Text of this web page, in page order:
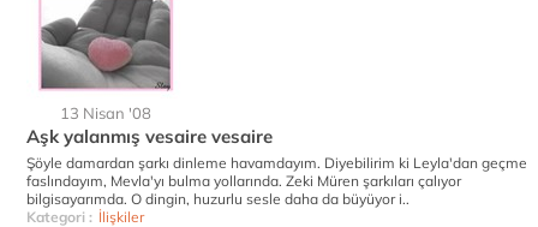
13 Nisan '08
Aşk yalanmış vesaire vesaire
Şöyle damardan şarkı dinleme havamdayım. Diyebilirim ki Leyla'dan geçme
faslındayım, Mevla'yı bulma yollarında. Zeki Müren şarkıları çalıyor
bilgisayarımda. O dingin, huzurlu sesle daha da büyüyor i..
Kategori : İlişkiler